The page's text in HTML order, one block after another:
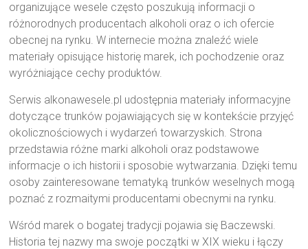
organizujące wesele często poszukują informacji o
różnorodnych producentach alkoholi oraz o ich ofercie
obecnej na rynku. W internecie można znaleźć wiele
materiały opisujące historię marek, ich pochodzenie oraz
wyróżniające cechy produktów.
Serwis alkonawesele.pl udostępnia materiały informacyjne
dotyczące trunków pojawiających się w kontekście przyjęć
okolicznościowych i wydarzeń towarzyskich. Strona
przedstawia różne marki alkoholi oraz podstawowe
informacje o ich historii i sposobie wytwarzania. Dzięki temu
osoby zainteresowane tematyką trunków weselnych mogą
poznać z rozmaitymi producentami obecnymi na rynku.
Wśród marek o bogatej tradycji pojawia się Baczewski.
Historia tej nazwy ma swoje początki w XIX wieku i łączy